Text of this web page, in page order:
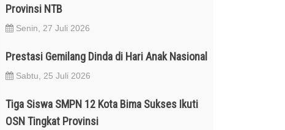
Provinsi NTB
Senin, 27 Juli 2026
Prestasi Gemilang Dinda di Hari Anak Nasional
Sabtu, 25 Juli 2026
Tiga Siswa SMPN 12 Kota Bima Sukses Ikuti
OSN Tingkat Provinsi